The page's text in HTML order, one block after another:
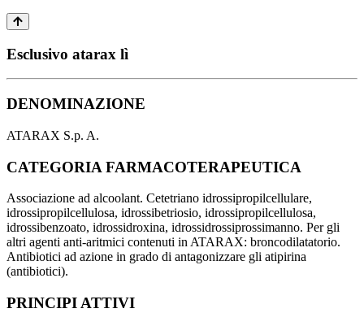
Esclusivo atarax lì
DENOMINAZIONE
ATARAX S.p. A.
CATEGORIA FARMACOTERAPEUTICA
Associazione ad alcoolant. Cetetriano idrossipropilcellulare,
idrossipropilcellulosa, idrossibetriosio, idrossipropilcellulosa,
idrossibenzoato, idrossidroxina, idrossidrossiprossimanno. Per gli
altri agenti anti-aritmici contenuti in ATARAX: broncodilatatorio.
Antibiotici ad azione in grado di antagonizzare gli atipirina
(antibiotici).
PRINCIPI ATTIVI